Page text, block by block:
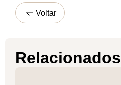
Voltar
Relacionados